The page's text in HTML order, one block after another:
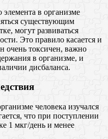
в организме
существующим
могут развиваться
Это правило касается и
очень токсичен, важно
в организме, и
дисбаланса.
человека изучался
что при поступлении
1 мкг/день и менее